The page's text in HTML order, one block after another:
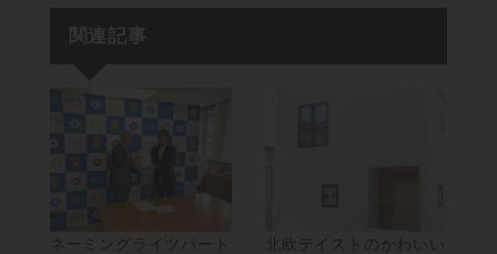
関連記事
ネーミングライツパート
北欧テイストのかわいい